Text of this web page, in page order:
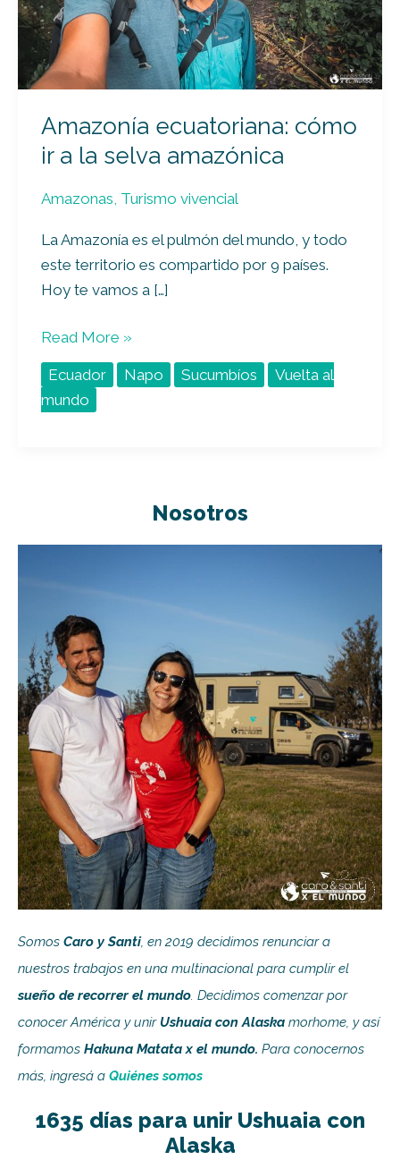
Amazonía ecuatoriana: cómo
ir a la selva amazónica
Amazonas Turismo vivencial
La Amazonía es el pulmón del mundo, y todo
este territorio es compartido por 9 países.
Hoy te vamos a […]
la
selva
amazónica
Read More »
Ecuador Napo Sucumbíos
Vuelta al
mundo
Nosotros
Somos Caro y Santi, en 2019 decidimos renunciar a
nuestros trabajos en una multinacional para cumplir el
sueño de recorrer el mundo. Decidimos comenzar por
conocer América y unir Ushuaia con Alaska morhome, y así
formamos Hakuna Matata x el mundo. Para conocernos
más, ingresá a Quiénes somos
1635 días para unir Ushuaia con
Alaska